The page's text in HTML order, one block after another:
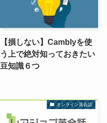
【損しない】Camblyを使
う上で絶対知っておきたい
豆知識６つ
オンライン英会話